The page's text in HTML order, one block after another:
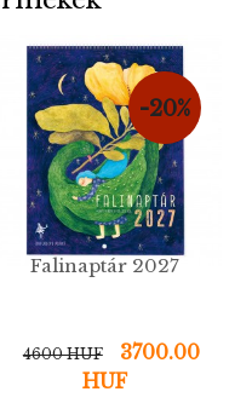
-20%
Falinaptár 2027
4600 HUF
3700.00
HUF